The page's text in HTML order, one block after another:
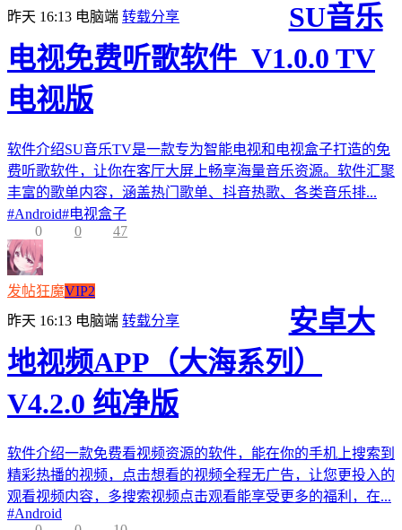
昨天 16:13 电脑端 转载分享
SU音乐
电视免费听歌软件_V1.0.0 TV
电视版
软件介绍SU音乐TV是一款专为智能电视和电视盒子打造的免
费听歌软件，让你在客厅大屏上畅享海量音乐资源。软件汇聚
丰富的歌单内容，涵盖热门歌单、抖音热歌、各类音乐排...
#Android#电视盒子
0
0 47
发帖狂魔VIP2
昨天 16:13 电脑端 转载分享
安卓大
地视频APP（大海系列）
V4.2.0 纯净版
软件介绍一款免费看视频资源的软件，能在你的手机上搜索到
精彩热播的视频，点击想看的视频全程无广告，让您更投入的
观看视频内容，多搜索视频点击观看能享受更多的福利，在...
#Android